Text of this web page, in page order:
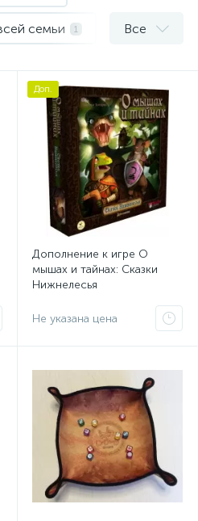
семьи 1 Все
Доп.
Дополнение к игре О
мышах и тайнах: Сказки
Нижнелесья
Не указана цена